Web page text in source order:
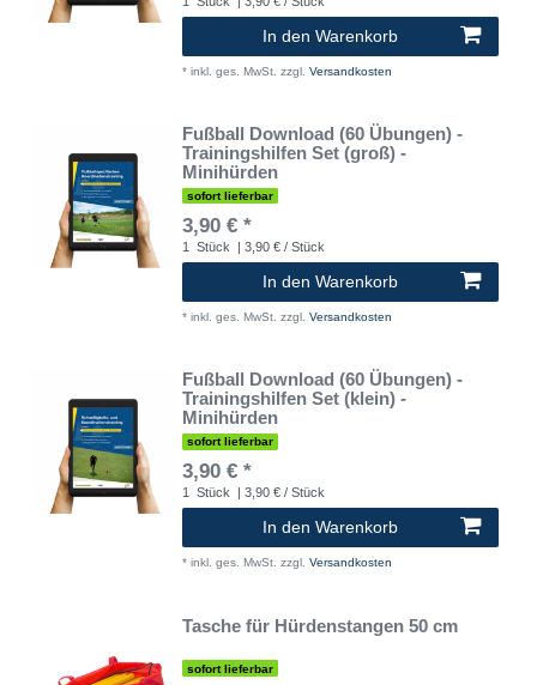
In den Warenkorb
* inkl. ges. MwSt. zzgl. Versandkosten
Fußball Download (60 Übungen) -
Trainingshilfen Set (groß) -
Minihürden
sofort lieferbar
3,90 € *
1 Stück | 3,90 € / Stück
In den Warenkorb
* inkl. ges. MwSt. zzgl. Versandkosten
Fußball Download (60 Übungen) -
Trainingshilfen Set (klein) -
Minihürden
sofort lieferbar
3,90 € *
1 Stück | 3,90 € / Stück
In den Warenkorb
* inkl. ges. MwSt. zzgl. Versandkosten
Tasche für Hürdenstangen 50 cm
sofort lieferbar